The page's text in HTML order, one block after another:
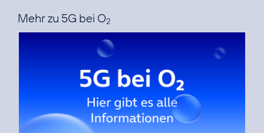
Mehr zu 5G bei O2